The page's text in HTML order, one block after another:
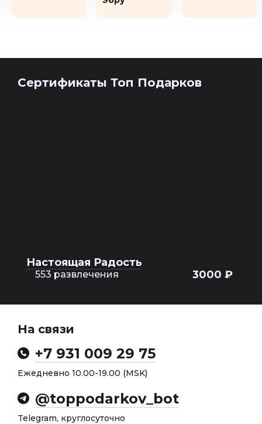
Сертификаты Топ Подарков
Настоящая Радость
553 развлечения 3000 ₽
На связи
+7 931 009 29 75
Ежедневно 10.00-19.00 (MSK)
@toppodarkov_bot
Telegram, круглосуточно